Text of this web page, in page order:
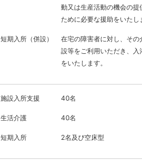
動又は生産活動の機会の
ために必要な援助をいたし
短期入所（併設）
在宅の障害者に対し、そ
設等をご利用いただき、
をいたします。
施設入所支援 40名
生活介護 40名
短期入所 2名及び空床型